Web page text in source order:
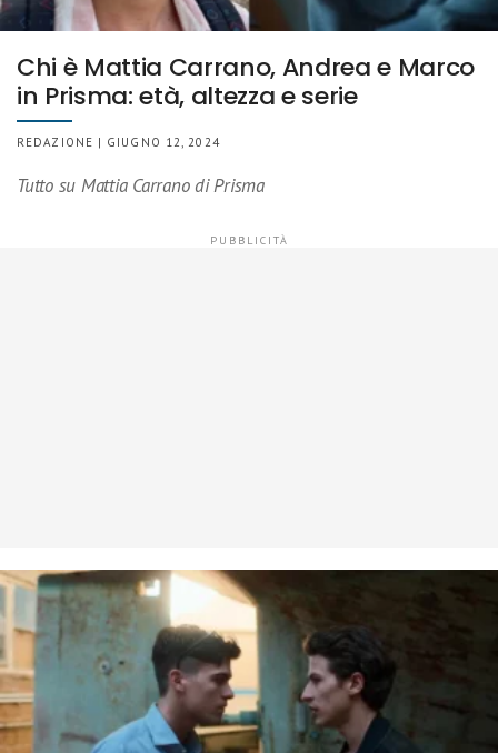
Chi è Mattia Carrano, Andrea e Marco
in Prisma: età, altezza e serie
REDAZIONE | GIUGNO 12, 2024
Tutto su Mattia Carrano di Prisma